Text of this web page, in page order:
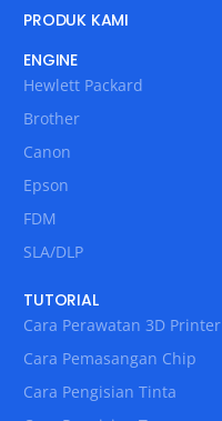
PRODUK KAMI
ENGINE
Hewlett Packard
Brother
Canon
Epson
FDM
SLA/DLP
TUTORIAL
Cara Perawatan 3D Printer
Cara Pemasangan Chip
Cara Pengisian Tinta